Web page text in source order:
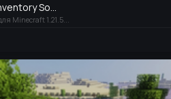
So...
Minecraft 1.21.5...